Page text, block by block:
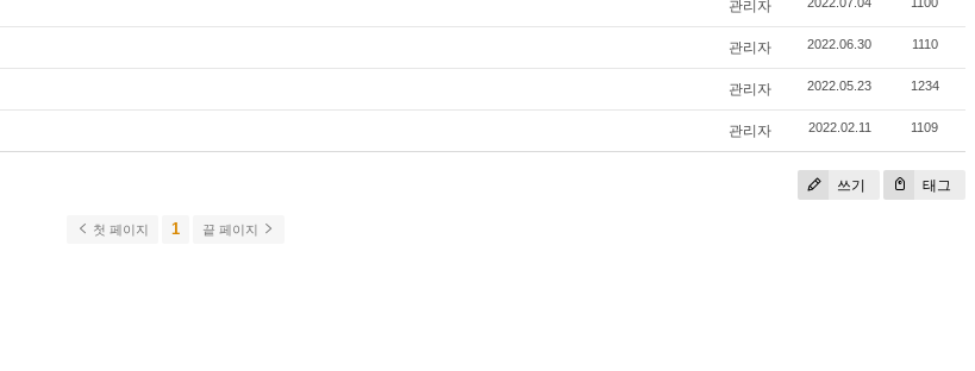
관리자
관리자 2022.06.30 1110
관리자 2022.05.23 1234
관리자 2022.02.11 1109
쓰기 태그
첫 페이지 1 끝 페이지